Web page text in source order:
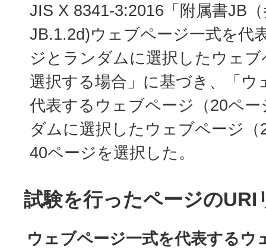
JIS X 8341-3:2016「附属書JB
JB.1.2d)ウェブページ一式を代
ジとランダムに選択したウェ
選択する場合」に基づき、「ウ
代表するウェブページ（20ペ
ダムに選択したウェブページ
40ページを選択した。
試験を行ったページのURI
ウェブページ一式を代表するウ